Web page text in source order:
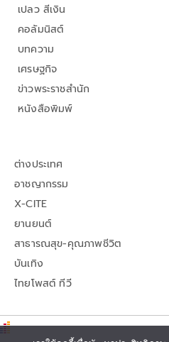
เปลว สีเงิน
คอลัมนิสต์
บทความ
เศรษฐกิจ
ข่าวพระราชสำนัก
หนังสือพิมพ์
ต่างประเทศ
อาชญากรรม
X-CITE
ยานยนต์
สาธารณสุข-คุณภาพชีวิต
บันเทิง
ไทยโพสต์ ทีวี